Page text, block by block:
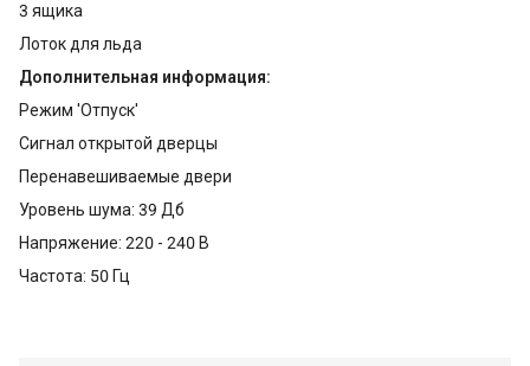
3 ящика
Лоток для льда
Дополнительная информация:
Режим 'Отпуск'
Сигнал открытой дверцы
Перенавешиваемые двери
Уровень шума: 39 Дб
Напряжение: 220 - 240 В
Частота: 50 Гц